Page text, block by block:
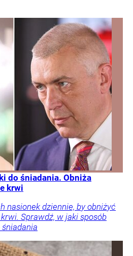
do śniadania. Obniża
krwi
nasionek dziennie, by obniżyć
Sprawdź, w jaki sposób